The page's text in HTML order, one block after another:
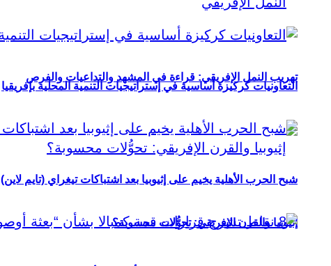
تهريب النمل الإفريقي: قراءة في المشهد والتداعيات والفرص
إثيوبيا والقرن الإفريقي: تحوُّلات محسوبة؟
التعاونيات كركيزة أساسية في إستراتيجيات التنمية المحلية بإفريقيا
شبح الحرب الأهلية يخيم على إثيوبيا بعد اشتباكات تيغراي (تايم لاين)